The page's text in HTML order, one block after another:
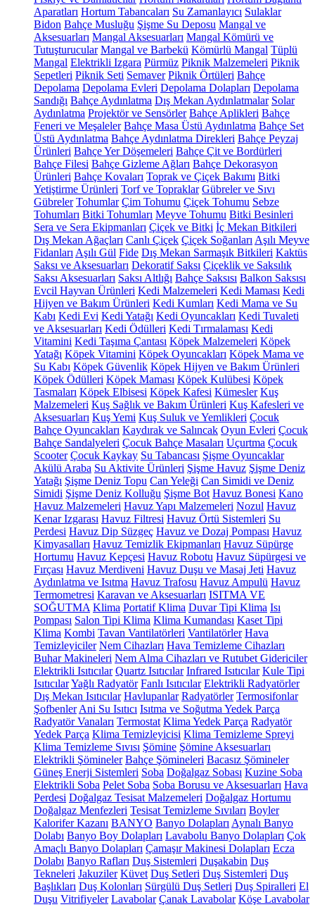
Aparatları Hortum Tabancaları Su Zamanlayıcı Sulaklar
Bidon Bahçe Musluğu Şişme Su Deposu Mangal ve
Aksesuarları Mangal Aksesuarları Mangal Kömürü ve
Tutuşturucular Mangal ve Barbekü Kömürlü Mangal Tüplü
Mangal Elektrikli Izgara Pürmüz Piknik Malzemeleri Piknik
Sepetleri Piknik Seti Semaver Piknik Örtüleri Bahçe
Depolama Depolama Evleri Depolama Dolapları Depolama
Sandığı Bahçe Aydınlatma Dış Mekan Aydınlatmalar Solar
Aydınlatma Projektör ve Sensörler Bahçe Aplikleri Bahçe
Feneri ve Meşaleler Bahçe Masa Üstü Aydınlatma Bahçe Set
Üstü Aydınlatma Bahçe Aydınlatma Direkleri Bahçe Peyzaj
Ürünleri Bahçe Yer Döşemeleri Bahçe Çit ve Bordürleri
Bahçe Filesi Bahçe Gizleme Ağları Bahçe Dekorasyon
Ürünleri Bahçe Kovaları Toprak ve Çiçek Bakımı Bitki
Yetiştirme Ürünleri Torf ve Topraklar Gübreler ve Sıvı
Gübreler Tohumlar Çim Tohumu Çiçek Tohumu Sebze
Tohumları Bitki Tohumları Meyve Tohumu Bitki Besinleri
Sera ve Sera Ekipmanları Çiçek ve Bitki İç Mekan Bitkileri
Dış Mekan Ağaçları Canlı Çiçek Çiçek Soğanları Aşılı Meyve
Fidanları Aşılı Gül Fide Dış Mekan Sarmaşık Bitkileri Kaktüs
Saksı ve Aksesuarları Dekoratif Saksı Çiçeklik ve Saksılık
Saksı Aksesuarları Saksı Altlığı Bahçe Saksısı Balkon Saksısı
Evcil Hayvan Ürünleri Kedi Malzemeleri Kedi Maması Kedi
Hijyen ve Bakım Ürünleri Kedi Kumları Kedi Mama ve Su
Kabı Kedi Evi Kedi Yatağı Kedi Oyuncakları Kedi Tuvaleti
ve Aksesuarları Kedi Ödülleri Kedi Tırmalaması Kedi
Vitamini Kedi Taşıma Çantası Köpek Malzemeleri Köpek
Yatağı Köpek Vitamini Köpek Oyuncakları Köpek Mama ve
Su Kabı Köpek Güvenlik Köpek Hijyen ve Bakım Ürünleri
Köpek Ödülleri Köpek Maması Köpek Kulübesi Köpek
Tasmaları Köpek Elbisesi Köpek Kafesi Kümesler Kuş
Malzemeleri Kuş Sağlık ve Bakım Ürünleri Kuş Kafesleri ve
Aksesuarları Kuş Yemi Kuş Suluk ve Yemlikleri Çocuk
Bahçe Oyuncakları Kaydırak ve Salıncak Oyun Evleri Çocuk
Bahçe Sandalyeleri Çocuk Bahçe Masaları Uçurtma Çocuk
Scooter Çocuk Kaykay Su Tabancası Şişme Oyuncaklar
Akülü Araba Su Aktivite Ürünleri Şişme Havuz Şişme Deniz
Yatağı Şişme Deniz Topu Can Yeleği Can Simidi ve Deniz
Simidi Şişme Deniz Kolluğu Şişme Bot Havuz Bonesi Kano
Havuz Malzemeleri Havuz Yapı Malzemeleri Nozul Havuz
Kenar Izgarası Havuz Filtresi Havuz Örtü Sistemleri Su
Perdesi Havuz Dip Süzgeç Havuz ve Dozaj Pompası Havuz
Kimyasalları Havuz Temizlik Ekipmanları Havuz Süpürge
Hortumu Havuz Kepçesi Havuz Robotu Havuz Süpürgesi ve
Fırçası Havuz Merdiveni Havuz Duşu ve Masaj Jeti Havuz
Aydınlatma ve Isıtma Havuz Trafosu Havuz Ampulü Havuz
Termometresi Karavan ve Aksesuarları ISITMA VE
SOĞUTMA Klima Portatif Klima Duvar Tipi Klima Isı
Pompası Salon Tipi Klima Klima Kumandası Kaset Tipi
Klima Kombi Tavan Vantilatörleri Vantilatörler Hava
Temizleyiciler Nem Cihazları Hava Temizleme Cihazları
Buhar Makineleri Nem Alma Cihazları ve Rutubet Gidericiler
Elektrikli Isıtıcılar Quartz Isıtıcılar Infrared Isıtıcılar Kule Tipi
IsıtıcılarYağlı Radyatör Fanlı Isıtıcılar Elektrikli Radyatörler
Dış Mekan Isıtıcılar Havlupanlar Radyatörler Termosifonlar
Şofbenler Ani Su Isıtıcı Isıtma ve Soğutma Yedek Parça
Radyatör Vanaları Termostat Klima Yedek Parça Radyatör
Yedek Parça Klima Temizleyicisi Klima Temizleme Spreyi
Klima Temizleme Sıvısı Şömine Şömine Aksesuarları
Elektrikli Şömineler Bahçe Şömineleri Bacasız Şömineler
Güneş Enerji Sistemleri Soba Doğalgaz Sobası Kuzine Soba
Elektrikli Soba Pelet Soba Soba Borusu ve Aksesuarları Hava
Perdesi Doğalgaz Tesisat Malzemeleri Doğalgaz Hortumu
Doğalgaz Menfezleri Tesisat Temizleme Sıvıları Boyler
Kalorifer Kazanı BANYO Banyo Dolapları Aynalı Banyo
Dolabı Banyo Boy Dolapları Lavabolu Banyo Dolapları Çok
Amaçlı Banyo Dolapları Çamaşır Makinesi Dolapları Ecza
Dolabı Banyo Rafları Duş Sistemleri Duşakabin Duş
Tekneleri Jakuziler Küvet Duş Setleri Duş Sistemleri Duş
Başlıkları Duş Kolonları Sürgülü Duş Setleri Duş Spiralleri El
Duşu Vitrifiyeler Lavabolar Çanak Lavabolar Köşe Lavabolar